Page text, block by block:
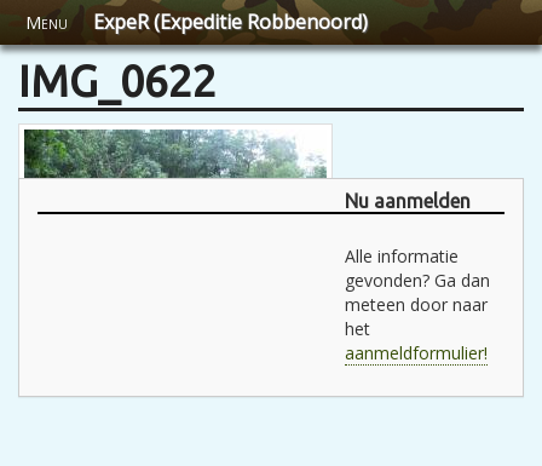
Menu ExpeR (Expeditie Robbenoord)
IMG_0622
Nu aanmelden
Alle informatie
gevonden? Ga dan
meteen door naar
het
aanmeldformulier!